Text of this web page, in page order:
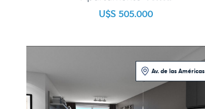
U$S 505.000
Av. de las Américas
1 Dormitorio